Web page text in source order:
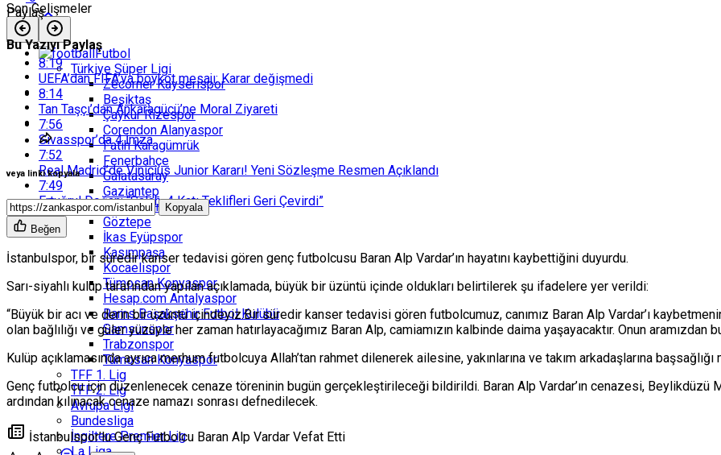
Futbol
Türkiye Süper Ligi
Zecorner Kayserispor
Beşiktaş
Çaykur Rizespor
Corendon Alanyaspor
Fatih Karagümrük
Fenerbahçe
Galatasaray
Gaziantep
Gençlerbirliği
Göztepe
İkas Eyüpspor
Kasımpaşa
Kocaelispor
Tümosan Konyaspor
Hesap.com Antalyaspor
Rams Başakşehir Futbol Kulübü
Samsunspor
Trabzonspor
Tümosan Konyaspor
TFF 1. Lig
TFF 2. Lig
Avrupa Ligi
Bundesliga
İngiltere Premier Lig
La Liga
Son Gelişmeler
8:19
UEFA’dan FIFA’ya boykot mesajı: Karar değişmedi
8:14
Tan Taşçı’dan Ankaragücü’ne Moral Ziyareti
7:56
Sivasspor’da 4 İmza
7:52
Real Madrid’de Vinicius Junior Kararı! Yeni Sözleşme Resmen Açıklandı
7:49
Ertuğrul Doğan: “Salah, 4 Katı Teklifleri Geri Çevirdi”
Paylaş
Bu Yazıyı Paylaş
veya linki kopyala
Kopyala
Beğen
İstanbulspor, bir süredir kanser tedavisi gören genç futbolcusu Baran Alp Vardar’ın hayatını kaybettiğini duyurdu.
Sarı-siyahlı kulüp tarafından yapılan açıklamada, büyük bir üzüntü içinde oldukları belirtilerek şu ifadelere yer verildi:
“Büyük bir acı ve derin bir üzüntü içindeyiz.Bir süredir kanser tedavisi gören futbolcumuz, canımız Baran Alp Vardar’ı
olan bağlılığı ve güler yüzüyle her zaman hatırlayacağımız Baran Alp, camiamızın kalbinde daima yaşayacaktır. Onun aramızdan
Kulüp açıklamasında ayrıca merhum futbolcuya Allah’tan rahmet dilenerek ailesine, yakınlarına ve takım arkadaşlarına başsağlığı
Genç futbolcu için düzenlenecek cenaze töreninin bugün gerçekleştirileceği bildirildi. Baran Alp Vardar’ın cenazesi, Beylikdüzü
ardından kılınacak cenaze namazı sonrası defnedilecek.
İstanbulspor’lu Genç Futbolcu Baran Alp Vardar Vefat Etti